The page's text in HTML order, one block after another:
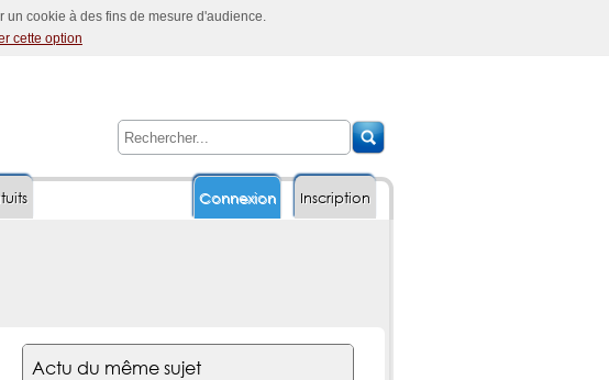
un cookie à des fins de mesure d'audience.
cette option
Inscription
Connexion
Actu du même sujet